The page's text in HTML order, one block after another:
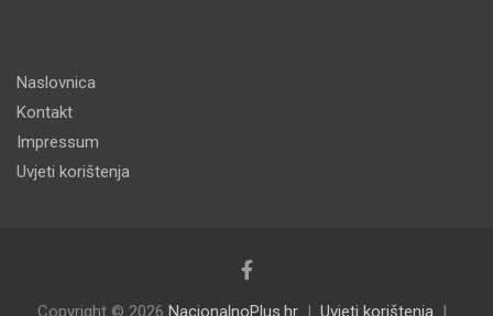
Naslovnica
Kontakt
Impressum
Uvjeti korištenja
Copyright © 2026 NacionalnoPlus.hr Uvjeti korištenja